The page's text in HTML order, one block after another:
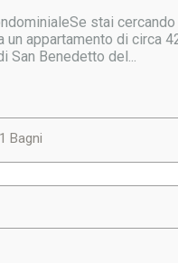
stai
appartamento di circa
San Benedetto del...
1 Bagni